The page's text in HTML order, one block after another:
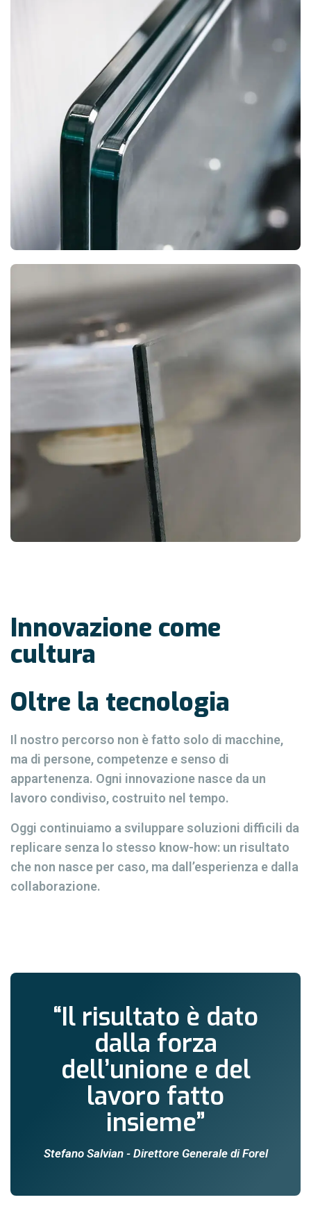
Innovazione come
cultura
Oltre la tecnologia
Il nostro percorso non è fatto solo di macchine,
ma di persone, competenze e senso di
appartenenza. Ogni innovazione nasce da un
lavoro condiviso, costruito nel tempo.
Oggi continuiamo a sviluppare soluzioni difficili da
replicare senza lo stesso know-how: un risultato
che non nasce per caso, ma dall’esperienza e dalla
collaborazione.
“Il risultato è dato
dalla forza
dell’unione e del
lavoro fatto
insieme”
Stefano Salvian - Direttore Generale di Forel